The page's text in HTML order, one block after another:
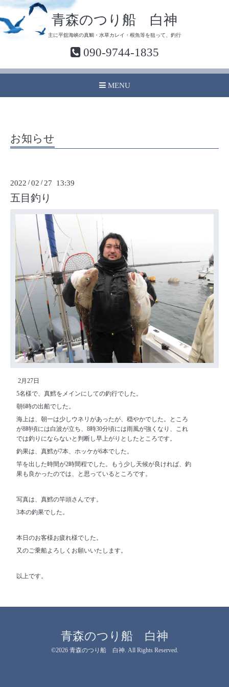
青森のつり船 白神
主に平舘海峡の真鯛・水草カレイ・根魚等を狙って、釣行
090-9744-1835
MENU
お知らせ
2022 /02 / 27 13:39
五目釣り
2月27日
5名様で、真鱈をメインにしての釣行でした。
朝6時の出船でした。
海上は、朝一は少しウネリがあったが、穏やかでした。ところ
が8時頃には白波が立ち、8時30分頃には雨風が強くなり、これ
では釣りにならないと判断し早上がりとしたところです。
釣果は、真鱈が7本、ホッケが6本でした。
竿を出した時間が2時間程でした。もう少し天候が良ければ、釣
果も良かったのでは、と思っているところです。
写真は、真鱈の竿頭さんです。
3本の釣果でした。
本日のお客様お疲れ様でした。
又のご乗船よろしくお願いいたします。
以上です。
青森のつり船 白神
©2026 青森のつり船 白神. All Rights Reserved.